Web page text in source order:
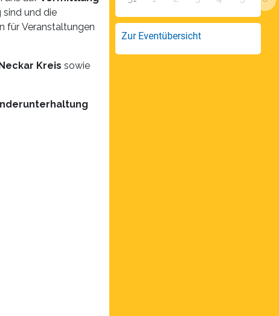
sind und die
für Veranstaltungen
Kreis sowie
Zur Eventübersicht